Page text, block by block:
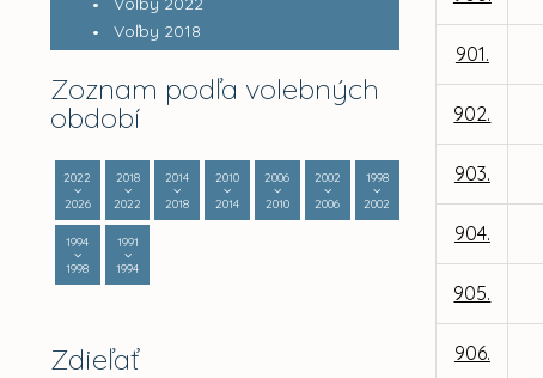
Voľby 2018
Zoznam podľa volebných
období
2022
2026
2018
2022
2014
2018
2010
2014
2006
2010
2002
2006
1998
2002
1994
1998
1991
1994
Zdieľať
901.
902.
903.
904.
905.
906.